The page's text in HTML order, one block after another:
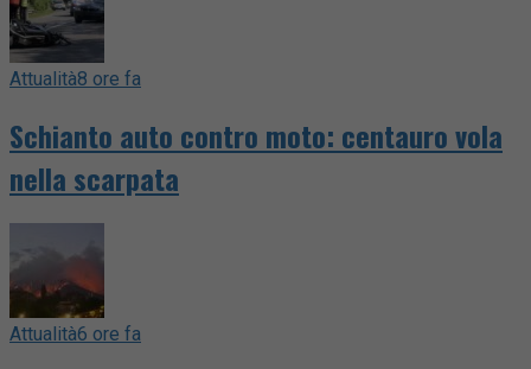
Attualità8 ore fa
Schianto auto contro moto: centauro vola
nella scarpata
Attualità6 ore fa